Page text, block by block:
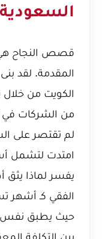
قصص النجاح هي
المقدمة. لقد
الكويت من خلال
من الشركات في
لم تقتصر على
امتدت لتشمل
يفسر لماذا
الفقي كـ أشهر
حيث يطبق نفس
بين التكلفة